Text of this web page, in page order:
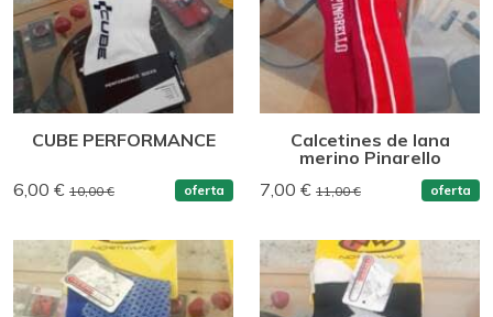
CUBE PERFORMANCE
6,00 € 10,00 € oferta
Calcetines de lana
merino Pinarello
7,00 € 11,00 € oferta